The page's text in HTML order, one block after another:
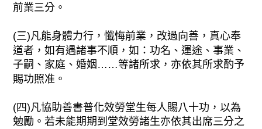
前業三分。
(三)凡能身體力行，懺悔前業，改過向善，真心奉
道者，如有遇諸事不順，如：功名、運途、事業、
子嗣、家庭、婚姻……等諸所求，亦依其所求酌予
賜功照准。
(四)凡協助善書普化效勞堂生每人賜八十功，以為
勉勵。若未能期期到堂效勞諸生亦依其出席三分之